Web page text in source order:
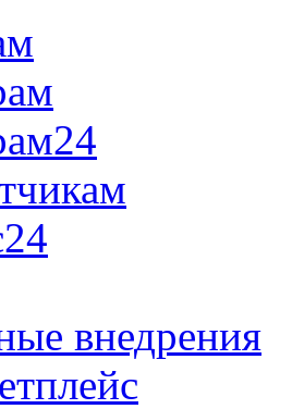
внедрения